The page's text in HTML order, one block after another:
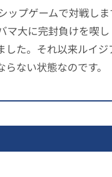
ップゲームで対戦し
マ大に完封負けを喫
た。それ以来ルイジ
ない状態なのです。